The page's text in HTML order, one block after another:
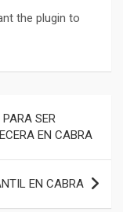
the plugin to
SER
EN CABRA
EN CABRA